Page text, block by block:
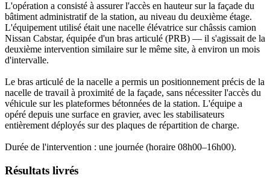
L'opération a consisté à assurer l'accès en hauteur sur la façade du
bâtiment administratif de la station, au niveau du deuxième étage.
L'équipement utilisé était une nacelle élévatrice sur châssis camion
Nissan Cabstar, équipée d'un bras articulé (PRB) — il s'agissait de la
deuxième intervention similaire sur le même site, à environ un mois
d'intervalle.
Le bras articulé de la nacelle a permis un positionnement précis de la
nacelle de travail à proximité de la façade, sans nécessiter l'accès du
véhicule sur les plateformes bétonnées de la station. L'équipe a
opéré depuis une surface en gravier, avec les stabilisateurs
entièrement déployés sur des plaques de répartition de charge.
Durée de l'intervention : une journée (horaire 08h00–16h00).
Résultats livrés